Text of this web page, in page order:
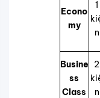
Econo
my
1
n
Busine
ss
Class
2
n